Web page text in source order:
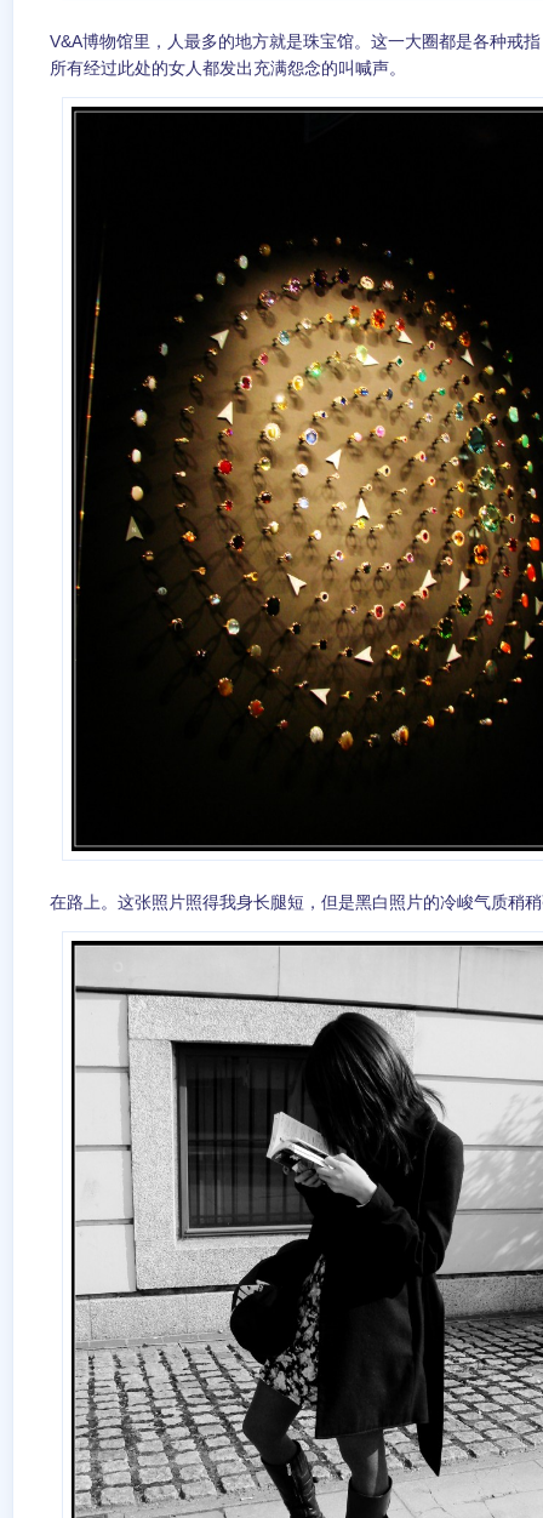
V&A博物馆里，人最多的地方就是珠宝馆。这一大圈都是各种戒
所有经过此处的女人都发出充满怨念的叫喊声。
在路上。这张照片照得我身长腿短，但是黑白照片的冷峻气质稍